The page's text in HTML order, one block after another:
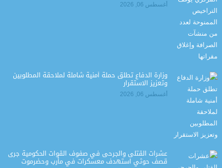
أغسطس 06, 2026
وزارة الدفاع تطلق حملة أمنية شاملة لملاحقة المطلوبين
وتعزيز الاستقرار
أغسطس 06, 2026
عشرات القتلى والجرحى في صفوف القوات الحكومية جرى
قصف حوثي استهدف معسكرات في مأرب وحضرموت